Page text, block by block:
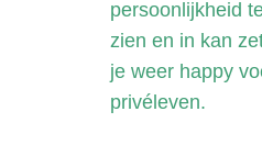
persoonlijkheid
zien en in kan
je weer happy
privéleven.